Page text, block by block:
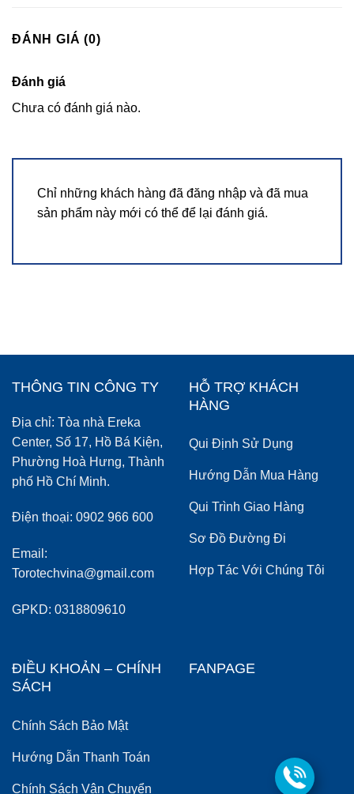
ĐÁNH GIÁ (0)
Đánh giá
Chưa có đánh giá nào.
Chỉ những khách hàng đã đăng nhập và đã mua
sản phẩm này mới có thể để lại đánh giá.
THÔNG TIN CÔNG TY
Địa chỉ: Tòa nhà Ereka
Center, Số 17, Hồ Bá Kiện,
Phường Hoà Hưng, Thành
phố Hồ Chí Minh.
Điện thoại: 0902 966 600
Email:
Torotechvina@gmail.com
GPKD: 0318809610
HỖ TRỢ KHÁCH
HÀNG
Qui Định Sử Dụng
Hướng Dẫn Mua Hàng
Qui Trình Giao Hàng
Sơ Đồ Đường Đi
Hợp Tác Với Chúng Tôi
ĐIỀU KHOẢN – CHÍNH
SÁCH
Chính Sách Bảo Mật
Hướng Dẫn Thanh Toán
Chính Sách Vận Chuyển
FANPAGE